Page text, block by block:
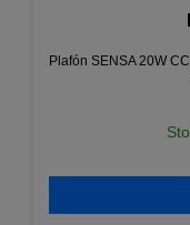
Plafón SENSA 20W